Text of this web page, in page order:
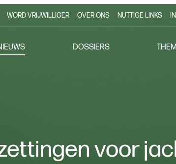
WORD VRIJWILLIGER OVER ONS NUTTIGE LINKS
DOSSIERS
voor